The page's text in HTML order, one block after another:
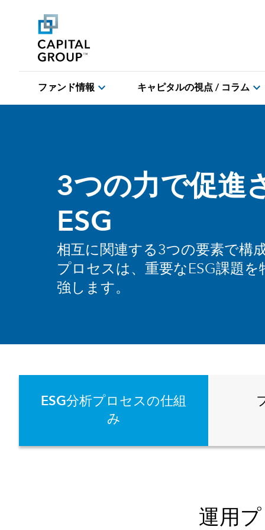
ファンド情報 expand_more キャピタルの視点 / コラム expand_more
3つの力で促進
ESG
相互に関連する3つの要素で構
プロセスは、重要なESG課題を
強します。
ESG分析プロセスの仕組
み
運用